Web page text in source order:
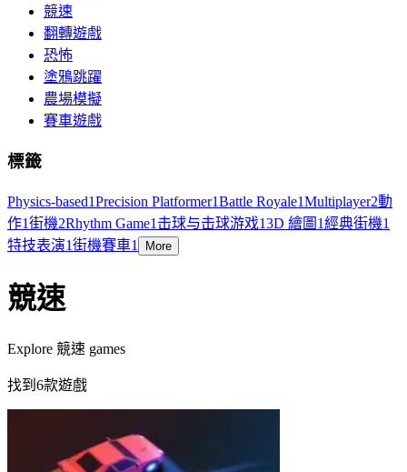
競速
翻轉遊戲
恐怖
塗鴉跳躍
農場模擬
賽車遊戲
標籤
Physics-based1Precision Platformer1Battle Royale1Multiplayer2動
作1街機2Rhythm Game1 击球与击球游戏13D 繪圖 1經典街機1
特技表演1街機賽車1 More
競速
Explore 競速 games
找到6款遊戲